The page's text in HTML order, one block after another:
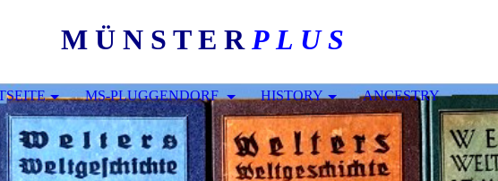
M Ü N S T E R P L U S
MS-PLUGGENDORF HISTORY ANCESTRY